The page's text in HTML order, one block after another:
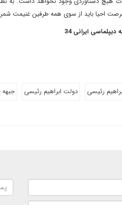
فرصت احیا باید از سوی همه طرفین غنیمت
دیپلماسی ایرانی 34
رئیسی دولت ابراهیم رئیسی جبهه